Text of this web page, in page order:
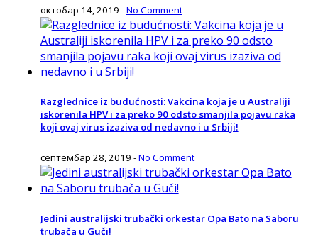
октобар 14, 2019 -No Comment
Razglednice iz budućnosti: Vakcina koja je u Australiji
iskorenila HPV i za preko 90 odsto smanjila pojavu raka
koji ovaj virus izaziva od nedavno i u Srbiji!
септембар 28, 2019 -No Comment
Jedini australijski trubački orkestar Opa Bato na Saboru
trubača u Guči!